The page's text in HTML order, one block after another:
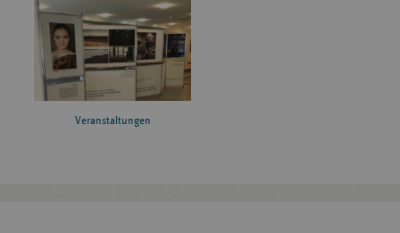
Veranstaltungen